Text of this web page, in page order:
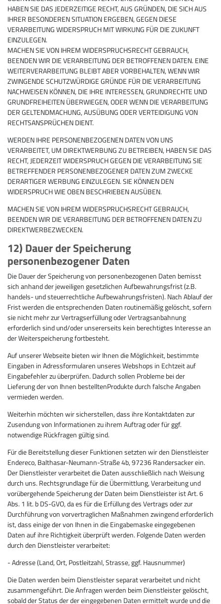
HABEN SIE DAS JEDERZEITIGE RECHT, AUS GRÜNDEN, DIE SICH AUS
IHRER BESONDEREN SITUATION ERGEBEN, GEGEN DIESE
VERARBEITUNG WIDERSPRUCH MIT WIRKUNG FÜR DIE ZUKUNFT
EINZULEGEN.
MACHEN SIE VON IHREM WIDERSPRUCHSRECHT GEBRAUCH,
BEENDEN WIR DIE VERARBEITUNG DER BETROFFENEN DATEN. EINE
WEITERVERARBEITUNG BLEIBT ABER VORBEHALTEN, WENN WIR
ZWINGENDE SCHUTZWÜRDIGE GRÜNDE FÜR DIE VERARBEITUNG
NACHWEISEN KÖNNEN, DIE IHRE INTERESSEN, GRUNDRECHTE UND
GRUNDFREIHEITEN ÜBERWIEGEN, ODER WENN DIE VERARBEITUNG
DER GELTENDMACHUNG, AUSÜBUNG ODER VERTEIDIGUNG VON
RECHTSANSPRÜCHEN DIENT.
WERDEN IHRE PERSONENBEZOGENEN DATEN VON UNS
VERARBEITET, UM DIREKTWERBUNG ZU BETREIBEN, HABEN SIE DAS
RECHT, JEDERZEIT WIDERSPRUCH GEGEN DIE VERARBEITUNG SIE
BETREFFENDER PERSONENBEZOGENER DATEN ZUM ZWECKE
DERARTIGER WERBUNG EINZULEGEN. SIE KÖNNEN DEN
WIDERSPRUCH WIE OBEN BESCHRIEBEN AUSÜBEN.
MACHEN SIE VON IHREM WIDERSPRUCHSRECHT GEBRAUCH,
BEENDEN WIR DIE VERARBEITUNG DER BETROFFENEN DATEN ZU
DIREKTWERBEZWECKEN.
12) Dauer der Speicherung
personenbezogener Daten
Die Dauer der Speicherung von personenbezogenen Daten bemisst
sich anhand der jeweiligen gesetzlichen Aufbewahrungsfrist (z.B.
handels- und steuerrechtliche Aufbewahrungsfristen). Nach Ablauf der
Frist werden die entsprechenden Daten routinemäßig gelöscht, sofern
sie nicht mehr zur Vertragserfüllung oder Vertragsanbahnung
erforderlich sind und/oder unsererseits kein berechtigtes Interesse an
der Weiterspeicherung fortbesteht.
Auf unserer Webseite bieten wir Ihnen die Möglichkeit, bestimmte
Eingaben in Adressformularen unseres Webshops in Echtzeit auf
Eingabefehler zu überprüfen. Dadurch sollen Probleme bei der
Lieferung der von Ihnen bestelltenProdukte durch falsche Angaben
vermieden werden.
Weiterhin möchten wir sicherstellen, dass ihre Kontaktdaten zur
Zusendung von Informationen zu ihrem Auftrag oder für ggf.
notwendige Rückfragen gültig sind.
Für die Bereitstellung dieser Funktionen setzten wir den Dienstleister
Endereco, Balthasar-Neumann-Straße 4b, 97236 Randersacker ein.
Der Dienstleister verarbeitet die Daten ausschließlich nach Weisung
durch uns. Rechtsgrundlage für die Übermittlung, Verarbeitung und
vorübergehende Speicherung der Daten beim Dienstleister ist Art. 6
Abs. 1 lit. b DS-GVO, da es für die Erfüllung des Vertrags oder zur
Durchführung von vorvertraglichen Maßnahmen zwingend erforderlich
ist, dass einige der von Ihnen in die Eingabemaske eingegebenen
Daten auf ihre Richtigkeit überprüft werden. Folgende Daten werden
durch den Dienstleister verarbeitet:
- Adresse (Land, Ort, Postleitzahl, Strasse, ggf. Hausnummer)
Die Daten werden beim Dienstleister separat verarbeitet und nicht
zusammengeführt. Die Anfragen werden beim Dienstleister gelöscht,
sobald der Status der der eingegebenen Daten ermittelt wurde und die